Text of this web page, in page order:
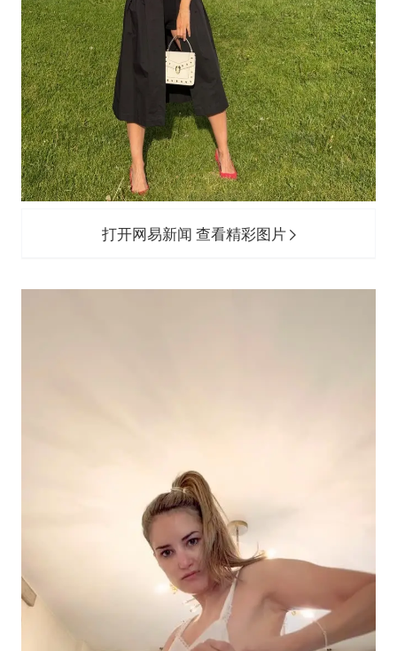
打开网易新闻 查看精彩图片